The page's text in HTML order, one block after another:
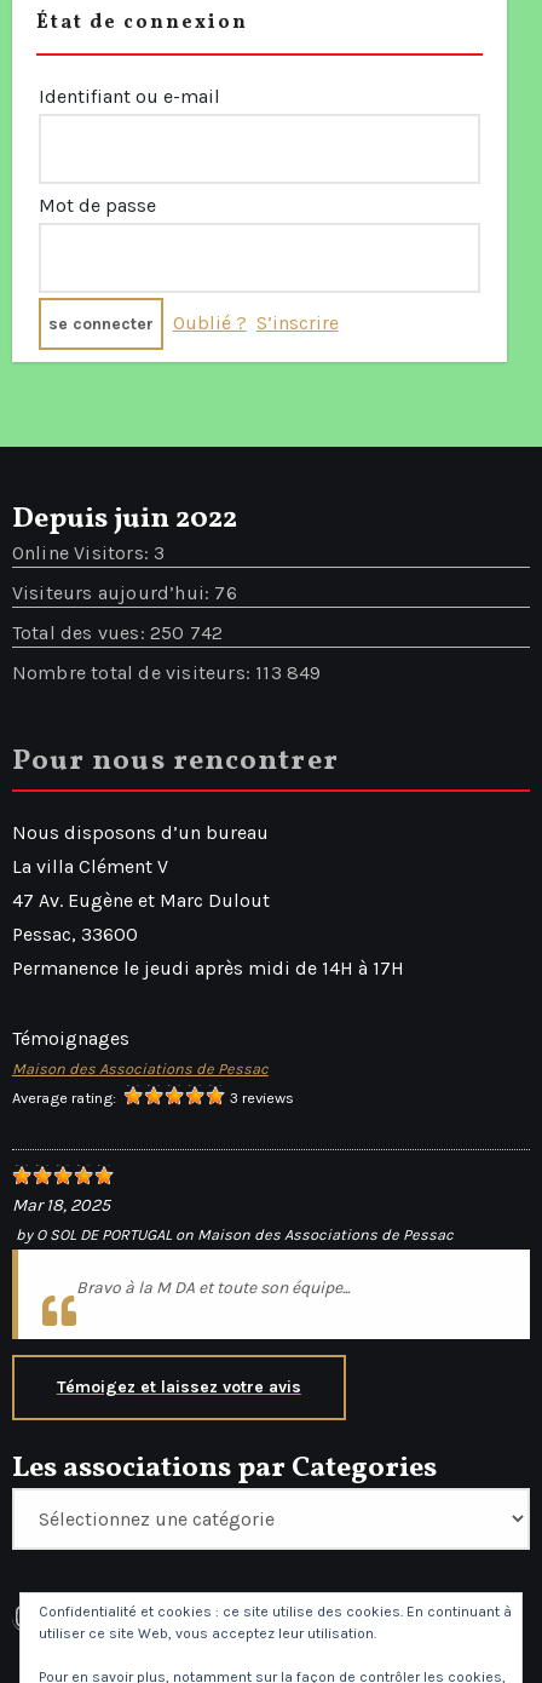
État de connexion
Identifiant ou e-mail
Mot de passe
Oublié ? S’inscrire
Depuis juin 2022
Online Visitors: 3
Visiteurs aujourd’hui: 76
Total des vues: 250 742
Nombre total de visiteurs: 113 849
Pour nous rencontrer
Nous disposons d’un bureau
La villa Clément V
47 Av. Eugène et Marc Dulout
Pessac, 33600
Permanence le jeudi après midi de 14H à 17H
Témoignages
Maison des Associations de Pessac
Average rating:
3 reviews
Mar 18, 2025
by O SOL DE PORTUGAL on Maison des Associations de Pessac
Bravo à la M DA et toute son équipe...
Témoigez et laissez votre avis
Les associations par Categories
Instagram
Facebook
Confidentialité et cookies : ce site utilise des cookies. En continuant à
utiliser ce site Web, vous acceptez leur utilisation.
Pour en savoir plus, notamment sur la façon de contrôler les cookies,